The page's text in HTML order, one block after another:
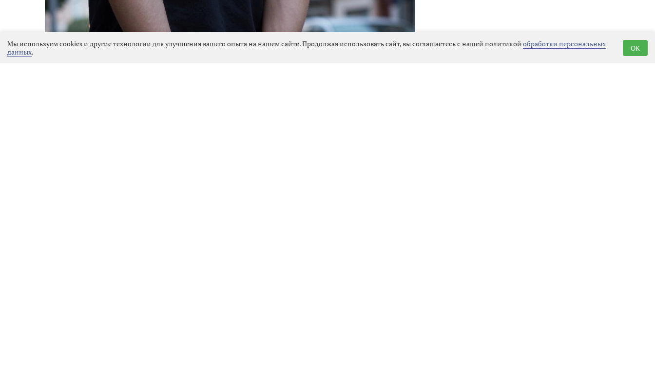
Мы используем cookies и другие технологии для улучшения вашего опыта на нашем сайте. Продолжая использовать сайт, вы соглашаетесь с нашей политикой обработки персональных
данных. OK